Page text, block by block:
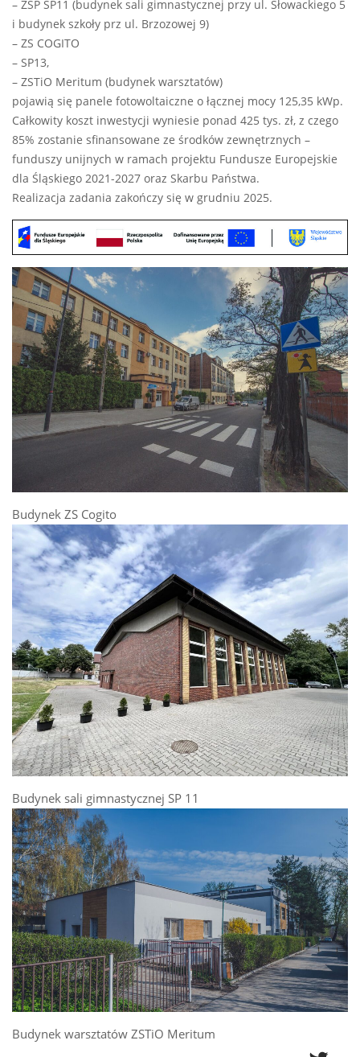
– ZSP SP11 (budynek sali gimnastycznej przy ul. Słowackiego 5
i budynek szkoły prz ul. Brzozowej 9)
– ZS COGITO
– SP13,
– ZSTiO Meritum (budynek warsztatów)
pojawią się panele fotowoltaiczne o łącznej mocy 125,35 kWp.
Całkowity koszt inwestycji wyniesie ponad 425 tys. zł, z czego
85% zostanie sfinansowane ze środków zewnętrznych –
funduszy unijnych w ramach projektu Fundusze Europejskie
dla Śląskiego 2021-2027 oraz Skarbu Państwa.
Realizacja zadania zakończy się w grudniu 2025.
Budynek ZS Cogito
Budynek sali gimnastycznej SP 11
Budynek warsztatów ZSTiO Meritum